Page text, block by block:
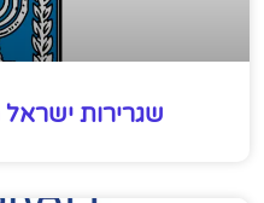
שגרירות